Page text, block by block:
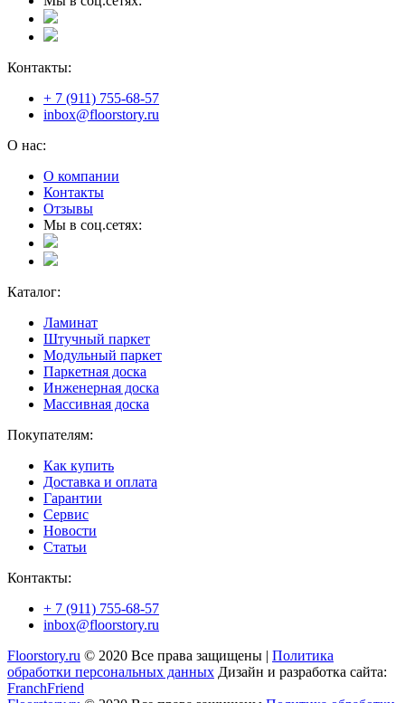
Контакты:
+ 7 (911) 755-68-57
inbox@floorstory.ru
О нас:
О компании
Контакты
Отзывы
Мы в соц.сетях:
Каталог:
Ламинат
Штучный паркет
Модульный паркет
Паркетная доска
Инженерная доска
Массивная доска
Покупателям:
Как купить
Доставка и оплата
Гарантии
Сервис
Новости
Статьи
Контакты:
+ 7 (911) 755-68-57
inbox@floorstory.ru
Floorstory.ru © 2020 Все права защищены | Политика
обработки персональных данных Дизайн и разработка сайта:
FranchFriend